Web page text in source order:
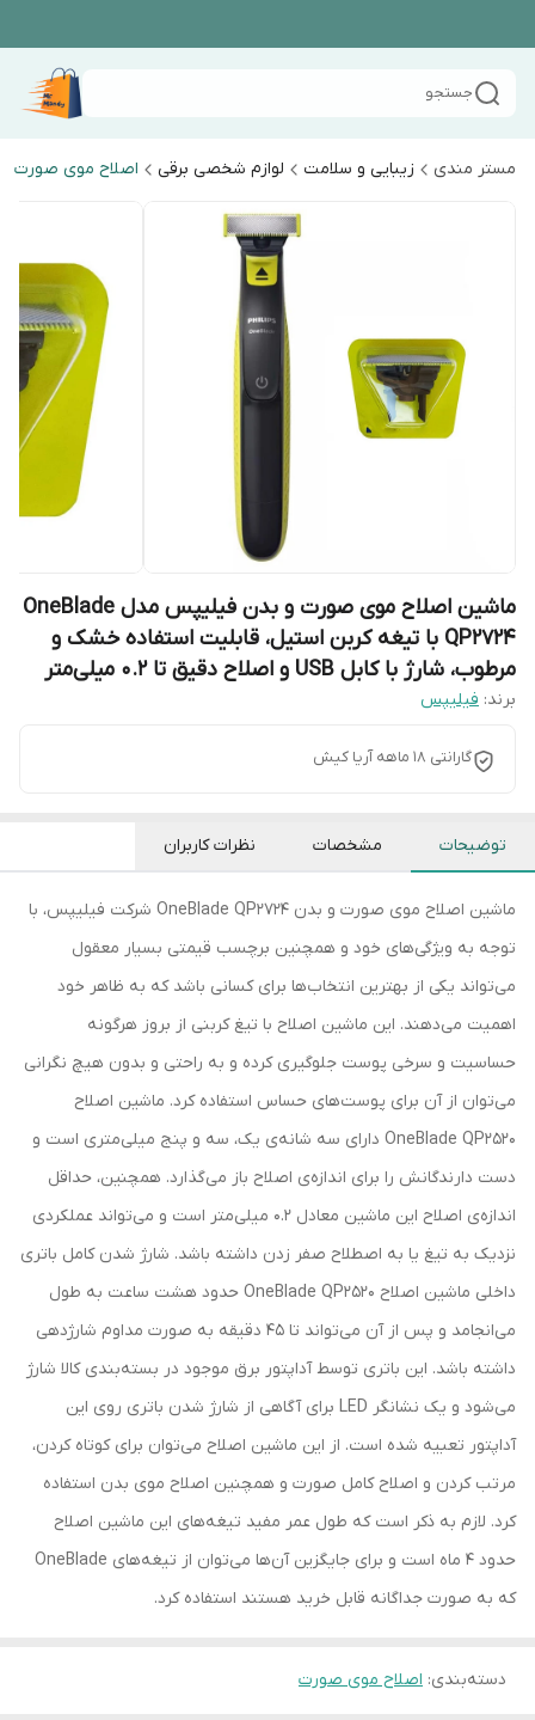
جستجو
مستر مندی زیبایی و سلامت لوازم شخصی برقی اصلاح موی صورت
ماشین اصلاح موی صورت و بدن فیلیپس مدل OneBlade
QP2724 با تیغه کربن استیل، قابلیت استفاده خشک و
مرطوب، شارژ با کابل USB و اصلاح دقیق تا 0.2 میلی‌متر
برند: فیلیپس
گارانتی 18 ماهه آریا کیش
توضیحات مشخصات نظرات کاربران
ماشین اصلاح موی صورت و بدن OneBlade QP2724 شرکت فیلیپس، با
توجه به ویژگی‌های خود و همچنین برچسب قیمتی بسیار معقول
می‌تواند یکی از بهترین انتخاب‌ها برای کسانی باشد که به ظاهر خود
اهمیت می‌دهند. این ماشین اصلاح با تیغ کربنی از بروز هرگونه
حساسیت و سرخی پوست جلوگیری کرده و به راحتی و بدون هیچ نگرانی
می‌توان از آن برای پوست‌های حساس استفاده کرد. ماشین اصلاح
OneBlade QP2520 دارای سه شانه‌ی یک، سه و پنج میلی‌متری است و
دست دارندگانش را برای اندازه‌ی اصلاح باز می‌گذارد. همچنین، حداقل
اندازه‌ی اصلاح این ماشین معادل 0.2 میلی‌متر است و می‌تواند عملکردی
نزدیک به تیغ یا به اصطلاح صفر زدن داشته باشد. شارژ شدن کامل باتری
داخلی ماشین اصلاح OneBlade QP2520 حدود هشت ساعت به طول
می‌انجامد و پس از آن می‌تواند تا 45 دقیقه به صورت مداوم شارژدهی
داشته باشد. این باتری توسط آداپتور برق موجود در بسته‌بندی کالا شارژ
می‌شود و یک نشانگر LED برای آگاهی از شارژ شدن باتری روی این
آداپتور تعبیه شده است. از این ماشین اصلاح می‌توان برای کوتاه کردن،
مرتب کردن و اصلاح کامل صورت و همچنین اصلاح موی بدن استفاده
کرد. لازم به ذکر است که طول عمر مفید تیغه‌های این ماشین اصلاح
حدود 4 ماه است و برای جایگزین آن‌ها می‌توان از تیغه‌های OneBlade
که به صورت جداگانه قابل خرید هستند استفاده کرد.
دسته‌بندی: اصلاح موی صورت